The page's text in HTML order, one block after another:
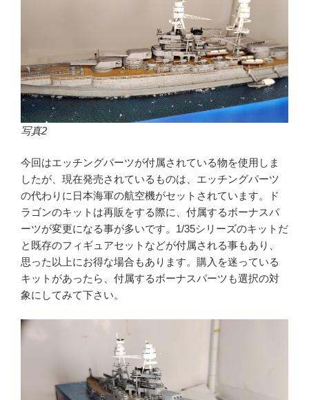
写真2
今回はエッチングパーツが付属されている物を使用しま
したが、現在発売されているものは、エッチングパーツ
の代わりに日本海軍の航空機がセットされています。ド
ラゴンのキットは再販をする際に、付属するボーナスパ
ーツが変更になる事が多いです。1/35シリーズのキットだ
と既存のフィギュアセットなどが付属される事もあり、
思った以上にお得な場合もあります。購入を迷っている
キットがあったら、付属するボーナスパーツも選択の対
象にしてみて下さい。